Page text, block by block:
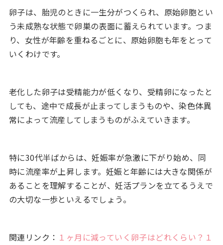
卵子は、胎児のときに一生分がつくられ、原始卵胞とい
う未成熟な状態で卵巣の表面に蓄えられています。つま
り、女性が年齢を重ねるごとに、原始卵胞も年をとって
いくわけです。
老化した卵子は受精能力が低くなり、受精卵になったと
しても、途中で成長が止まってしまうものや、染色体異
常によって流産してしまうものがふえていきます。
特に30代半ばからは、妊娠率が急激に下がり始め、同
時に流産率が上昇します。妊娠と年齢には大きな関係が
あることを理解することが、妊活プランを立てるうえで
の大切な一歩といえるでしょう。
関連リンク： １ヶ月に減っていく卵子はどれくらい？１